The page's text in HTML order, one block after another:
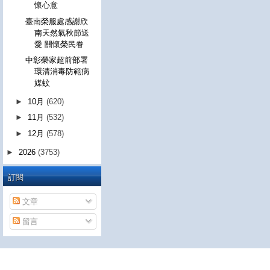
懷心意
臺南榮服處感謝欣
南天然氣秋節送
愛 關懷榮民眷
中彰榮家超前部署
環清消毒防範病
媒蚊
► 10月(620)
► 11月(532)
► 12月(578)
► 2026 (3753)
訂閱
文章
留言